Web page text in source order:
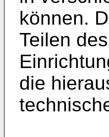
können.
Teilen
die